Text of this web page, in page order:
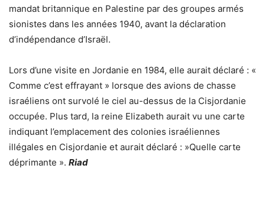
mandat britannique en Palestine par des groupes armés
sionistes dans les années 1940, avant la déclaration
d’indépendance d’Israël.
Lors d’une visite en Jordanie en 1984, elle aurait déclaré : «
Comme c’est effrayant » lorsque des avions de chasse
israéliens ont survolé le ciel au-dessus de la Cisjordanie
occupée. Plus tard, la reine Elizabeth aurait vu une carte
indiquant l’emplacement des colonies israéliennes
illégales en Cisjordanie et aurait déclaré : »Quelle carte
déprimante ». Riad